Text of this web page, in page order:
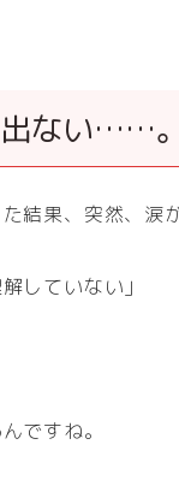
ない……。
結果、突然、涙
していない」
ですね。